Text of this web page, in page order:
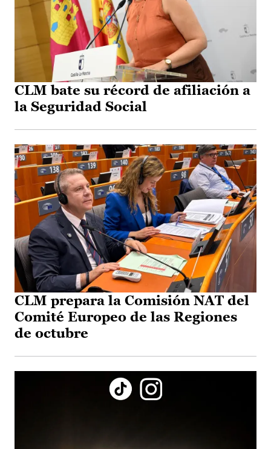
CLM bate su récord de afiliación a
la Seguridad Social
CLM prepara la Comisión NAT del
Comité Europeo de las Regiones
de octubre